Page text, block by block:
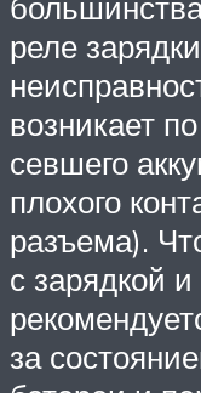
реле
возникает
севшего
плохого
разъема).
с зарядкой
за